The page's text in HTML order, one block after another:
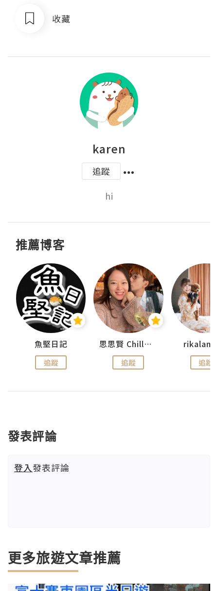
收藏
karen
追蹤
hi
推薦博客
魚堅日記
追蹤
思思賢 ChillMyBabe
追蹤 追蹤
發表評論
登入發表評論
更多旅遊文章推薦